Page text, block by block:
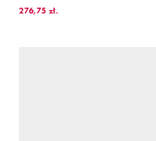
drapowaną górą z szarfami
276,75 zł.